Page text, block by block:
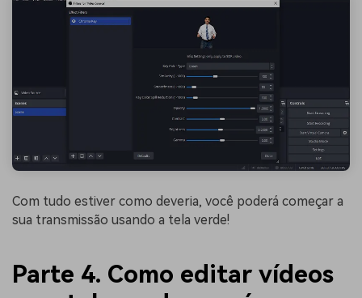
Com tudo estiver como deveria, você poderá começar a
sua transmissão usando a tela verde!
Parte 4. Como editar vídeos